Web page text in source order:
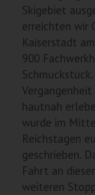
Skigebiet
erreichten wir
Kaiserstadt
900
hautnah
wurde im
Reichstagen
geschrieben.
Fahrt an
weiteren